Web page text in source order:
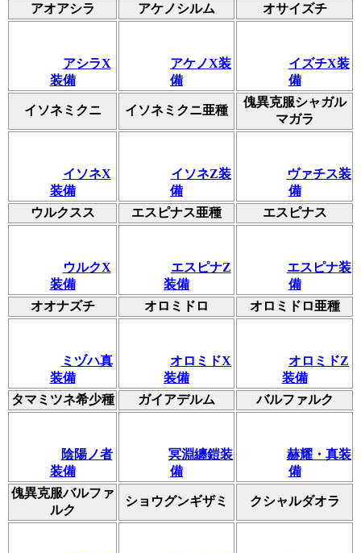
アオアシラ アケノシルム オサイズチ
アシラX
装備
アケノX装
備
イズチX装
備
イソネミクニ イソネミクニ亜種
傀異克服シャガル
マガラ
イソネX
装備
イソネZ装
備
ヴァチス装
備
ウルクスス
エスピナス亜種 エスピナス
ウルクX
装備
エスピナZ
装備
エスピナ装
備
オオナズチ
オロミドロ オロミドロ亜種
ミヅハ真
装備
オロミドX
装備
オロミドZ
装備
タマミツネ希少種
ガイアデルム バルファルク
陰陽ノ者
装備
冥淵纏鎧装
備
赫耀・真装
備
傀異克服バルファ
ルク
ショウグンギザミ クシャルダオラ